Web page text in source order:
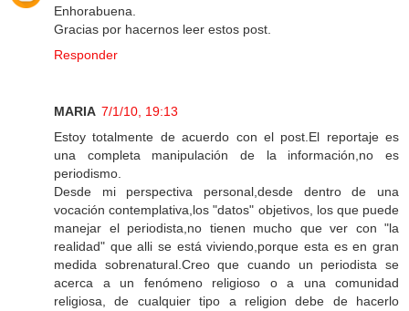
Enhorabuena.
Gracias por hacernos leer estos post.
Responder
MARIA 7/1/10, 19:13
Estoy totalmente de acuerdo con el post.El reportaje es
una completa manipulación de la información,no es
periodismo.
Desde mi perspectiva personal,desde dentro de una
vocación contemplativa,los "datos" objetivos, los que puede
manejar el periodista,no tienen mucho que ver con "la
realidad" que alli se está viviendo,porque esta es en gran
medida sobrenatural.Creo que cuando un periodista se
acerca a un fenómeno religioso o a una comunidad
religiosa, de cualquier tipo a religion debe de hacerlo